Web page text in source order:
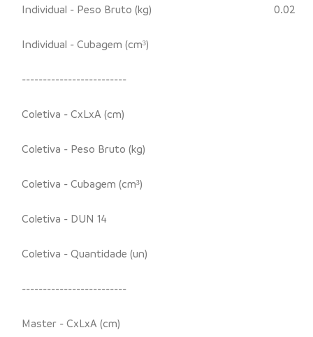
Individual - Peso Bruto (kg) 0.02
Individual - Cubagem (cm³)
-------------------------
Coletiva - CxLxA (cm)
Coletiva - Peso Bruto (kg)
Coletiva - Cubagem (cm³)
Coletiva - DUN 14
Coletiva - Quantidade (un)
-------------------------
Master - CxLxA (cm)